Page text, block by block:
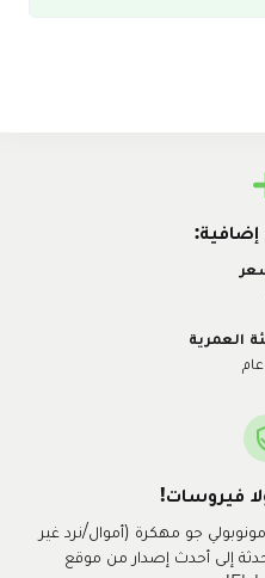
العمرية
عام
فيروسات!
جو مهكرة (أموال/نرد غير
إلى أحدث إصدار من موقع